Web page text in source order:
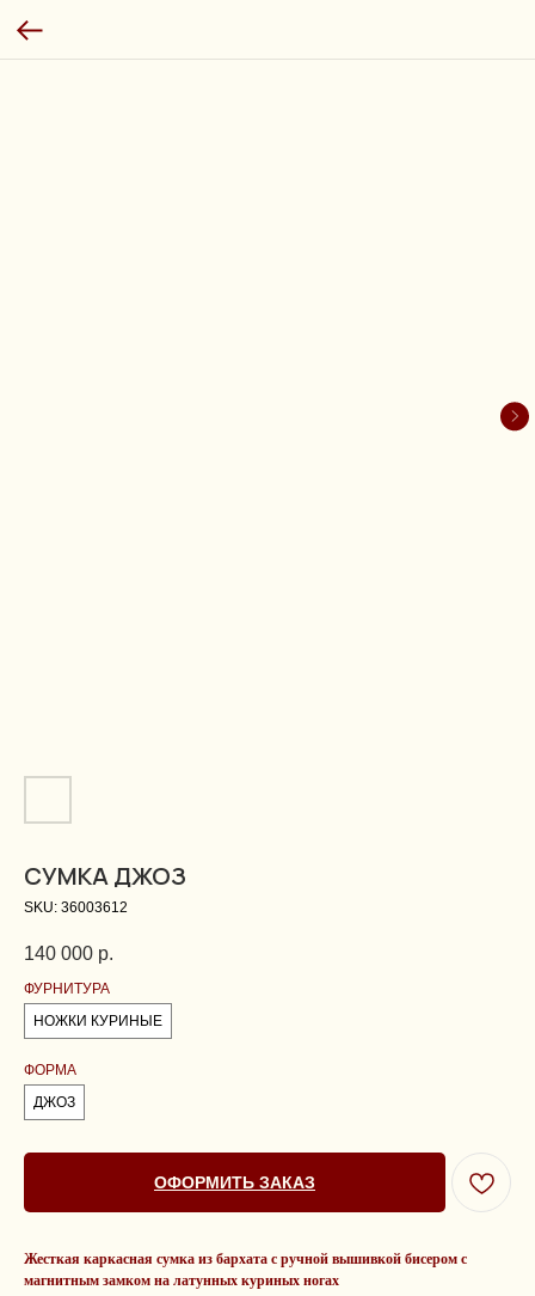
CУМКА ДЖОЗ
SKU: 36003612
140 000 р.
ФУРНИТУРА
НОЖКИ КУРИНЫЕ
ФОРМА
ДЖОЗ
ОФОРМИТЬ ЗАКАЗ
Жесткая каркасная сумка из бархата с ручной вышивкой бисером с
магнитным замком на латунных куриных ногах